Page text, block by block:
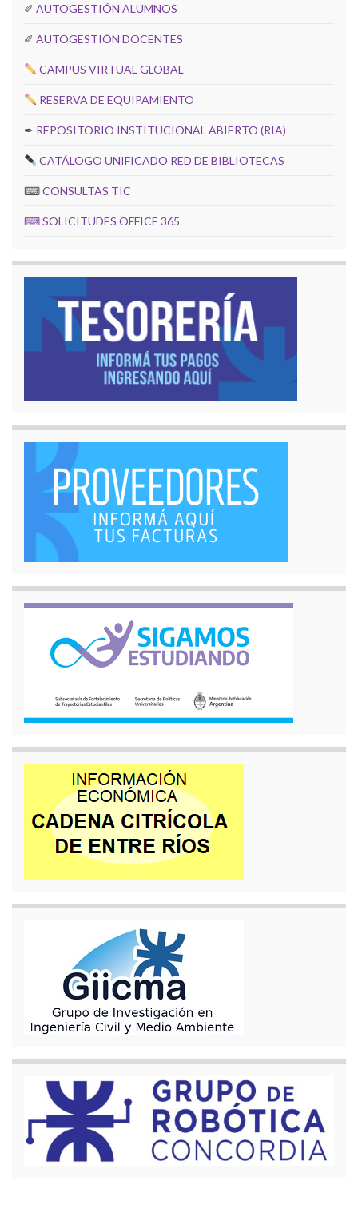
✐ AUTOGESTIÓN ALUMNOS
✐ AUTOGESTIÓN DOCENTES
CAMPUS VIRTUAL GLOBAL
RESERVA DE EQUIPAMIENTO
✒ REPOSITORIO INSTITUCIONAL ABIERTO (RIA)
CATÁLOGO UNIFICADO RED DE BIBLIOTECAS
⌨CONSULTAS TIC
⌨SOLICITUDES OFFICE 365